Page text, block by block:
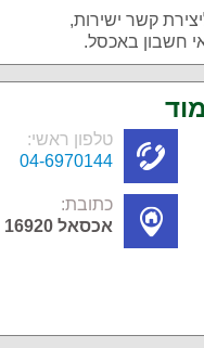
קשר ישירות,
חשבון באכסל.
טלפון ראשי:
04-6970144
כתובת:
אכסאל 16920